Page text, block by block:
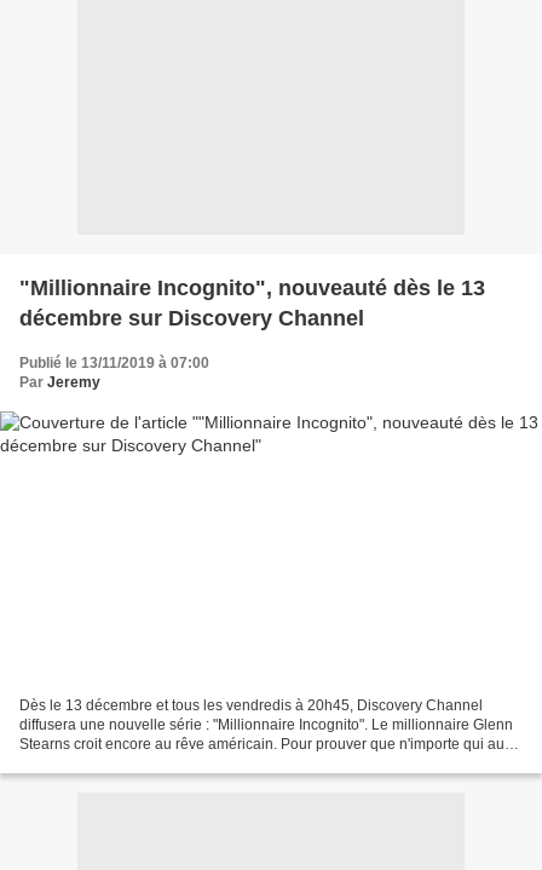
"Millionnaire Incognito", nouveauté dès le 13
décembre sur Discovery Channel
Publié le 13/11/2019 à 07:00
Par Jeremy
Dès le 13 décembre et tous les vendredis à 20h45, Discovery Channel
diffusera une nouvelle série : "Millionnaire Incognito". Le millionnaire Glenn
Stearns croit encore au rêve américain. Pour prouver que n'importe qui aux